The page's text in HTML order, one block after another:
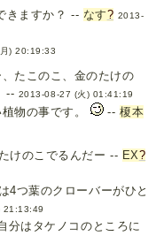
きますか？ -- なす? 2013-
) 20:19:33
たこのこ、金のたけの
-- 2013-08-27 (火) 01:41:19
物の事です。 --榎本
けのこでるんだー -- EX?
4つ葉のクローバーがひと
21:13:49
分はタケノコのところに